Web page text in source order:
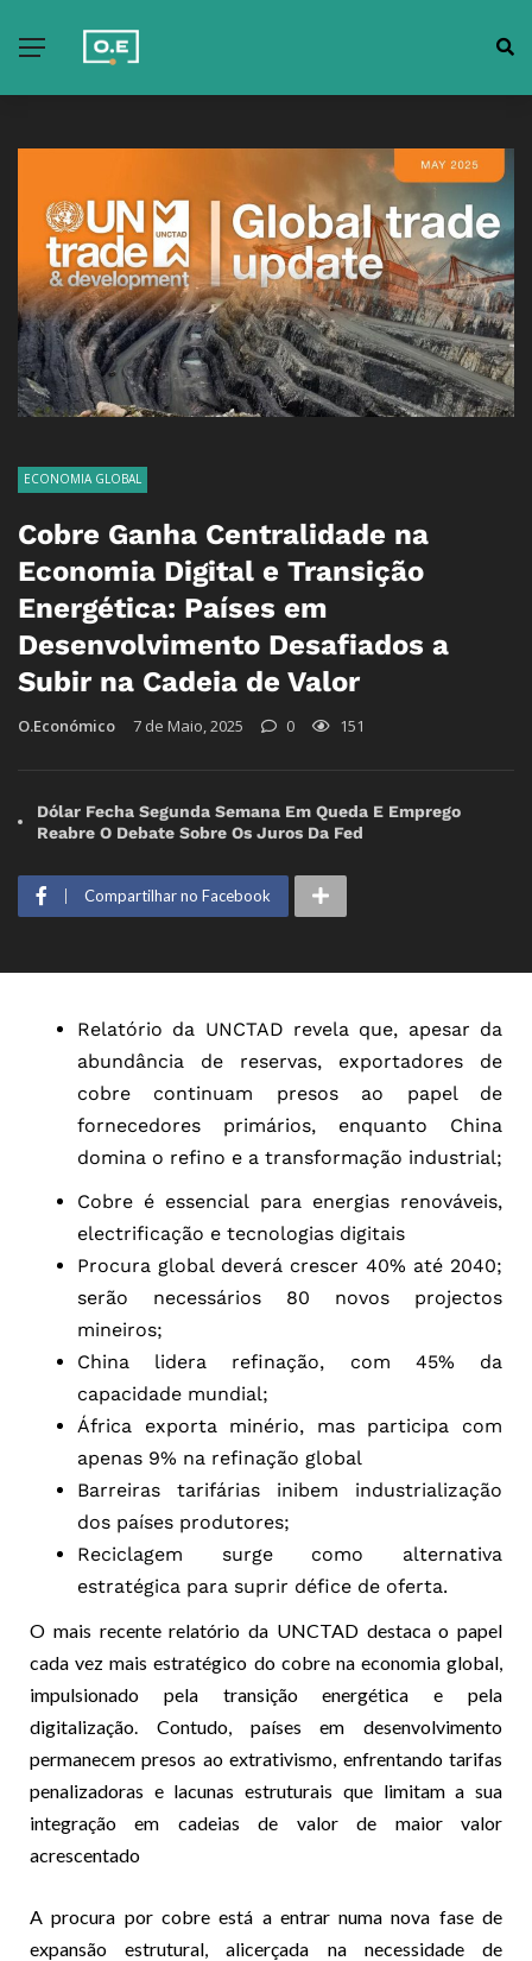
ECONOMIA GLOBAL
Cobre Ganha Centralidade na
Economia Digital e Transição
Energética: Países em
Desenvolvimento Desafiados a
Subir na Cadeia de Valor
O.Económico 7 de Maio, 2025 0 151
Dólar Fecha Segunda Semana Em Queda E Emprego
Reabre O Debate Sobre Os Juros Da Fed
Compartilhar no Facebook
Relatório da UNCTAD revela que, apesar da
abundância de reservas, exportadores de
cobre continuam presos ao papel de
fornecedores primários, enquanto China
domina o refino e a transformação industrial;
Cobre é essencial para energias renováveis,
electrificação e tecnologias digitais
Procura global deverá crescer 40% até 2040;
serão necessários 80 novos projectos
mineiros;
China lidera refinação, com 45% da
capacidade mundial;
África exporta minério, mas participa com
apenas 9% na refinação global
Barreiras tarifárias inibem industrialização
dos países produtores;
Reciclagem surge como alternativa
estratégica para suprir défice de oferta.
O mais recente relatório da UNCTAD destaca o papel
cada vez mais estratégico do cobre na economia global,
impulsionado pela transição energética e pela
digitalização. Contudo, países em desenvolvimento
permanecem presos ao extrativismo, enfrentando tarifas
penalizadoras e lacunas estruturais que limitam a sua
integração em cadeias de valor de maior valor
acrescentado
A procura por cobre está a entrar numa nova fase de
expansão estrutural, alicerçada na necessidade de